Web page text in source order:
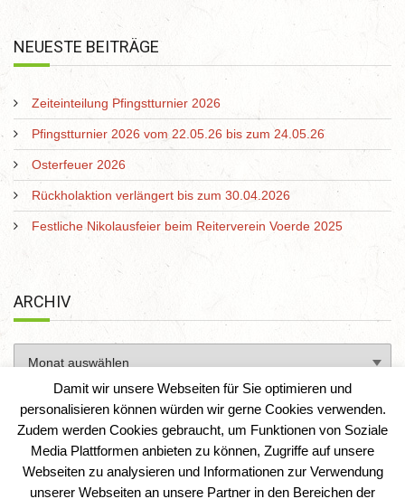
NEUESTE BEITRÄGE
Zeiteinteilung Pfingstturnier 2026
Pfingstturnier 2026 vom 22.05.26 bis zum 24.05.26
Osterfeuer 2026
Rückholaktion verlängert bis zum 30.04.2026
Festliche Nikolausfeier beim Reiterverein Voerde 2025
ARCHIV
Damit wir unsere Webseiten für Sie optimieren und
personalisieren können würden wir gerne Cookies verwenden.
Zudem werden Cookies gebraucht, um Funktionen von Soziale
Media Plattformen anbieten zu können, Zugriffe auf unsere
Webseiten zu analysieren und Informationen zur Verwendung
unserer Webseiten an unsere Partner in den Bereichen der